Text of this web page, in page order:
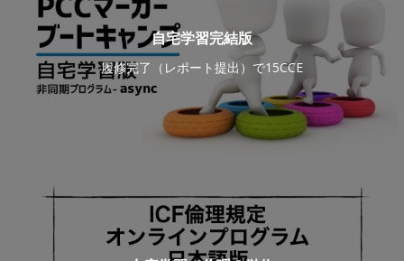
自宅学習完結版
履修完了（レポート提出）で15CCE